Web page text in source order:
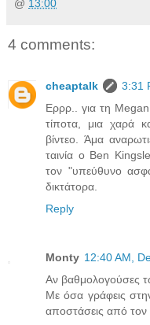
@ 13:00
4 comments:
cheaptalk
3:31
Ερρρ.. για τη Megan
τίποτα, μια χαρά
βίντεο. Άμα
ταινία ο Ben
τον "υπεύθυνο
δικτάτορα.
Reply
Monty 12:40 AM,
Αν βαθμολογούσες
Με όσα γράφεις
αποστάσεις από τον